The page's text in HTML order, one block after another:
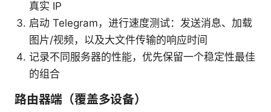
真实 IP
启动 Telegram，进行速度测试：发送消息、加载
图片/视频，以及大文件传输的响应时间
记录不同服务器的性能，优先保留一个稳定性最佳
的组合
路由器端（覆盖多设备）